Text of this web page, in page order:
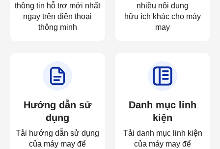
thông tin hỗ trợ mới nhất
ngay trên điện thoại
thông minh
nhiều nội dung
hữu ích khác cho máy
may
Hướng dẫn sử
dụng
Tải hướng dẫn sử dụng
của máy may để
Danh mục linh
kiện
Tải danh mục linh kiện
của máy may để